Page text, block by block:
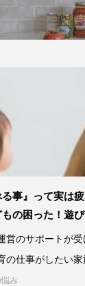
る事』って実は
の困った！遊
営のサポートが
の仕事がしたい家
み